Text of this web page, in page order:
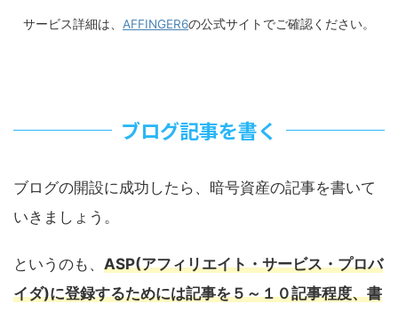
サービス詳細は、 AFFINGER6の公式サイトでご確認ください。
ブログ記事を書く
ブログの開設に成功したら、暗号資産の記事を書いて
いきましょう。
というのも、 ASP(アフィリエイト・サービス・プロバ
イダ)に登録するためには記事を５～１０記事程度、書